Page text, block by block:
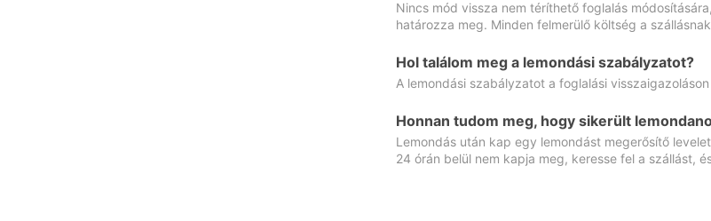
Nincs mód vissza nem téríthető foglalás
határozza meg. Minden felmerülő költség a
Hol találom meg a lemondási szabályzatot?
A lemondási szabályzatot a foglalási
Honnan tudom meg, hogy sikerült
Lemondás után kap egy lemondást megerősítő
24 órán belül nem kapja meg, keresse fel a szállást,